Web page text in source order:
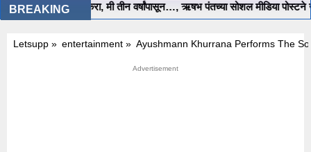
BREAKING
मला मदत करा, मी तीन वर्षांपासून…, ऋषभ पंतच्या सोशल मीडिया पोस्टने
Letsupp » entertainment » Ayushmann Khurrana Performs The